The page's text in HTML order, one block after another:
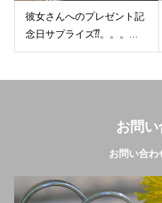
彼女さんへのプレゼント記
念日サプライズ⁇。。。...
お問
お問い合わ